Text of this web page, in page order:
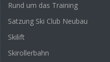
Rund um das Training
Satzung Ski Club Neubau
Skilift
Skirollerbahn